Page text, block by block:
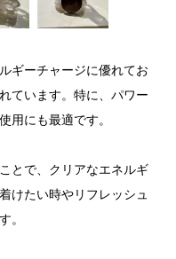
ギーチャージに優れてお
ています。特に、パワー
用にも最適です。
とで、クリアなエネルギ
けたい時やリフレッシュ
。